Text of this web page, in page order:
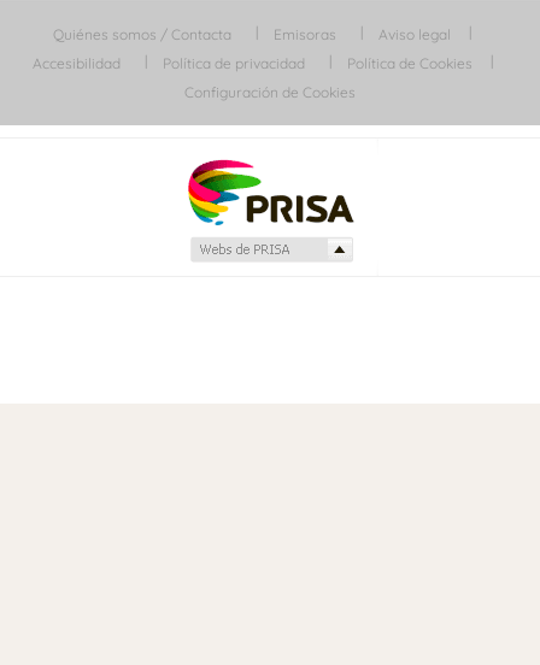
Quiénes somos / Contacta Emisoras
Aviso legal
Accesibilidad
Política de privacidad
Política de Cookies
Configuración de Cookies